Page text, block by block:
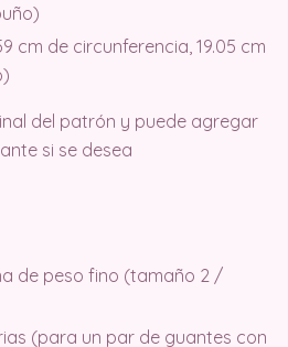
cm de circunferencia, 19.05 cm
del patrón y puede agregar
si se desea
de peso fino (tamaño 2 /
(para un par de guantes con